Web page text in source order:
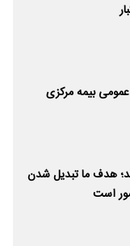
بیمه مرکزی
هدف ما تبدیل شدن
است